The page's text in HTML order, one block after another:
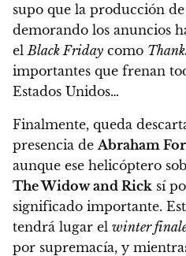
supo que la producción de
demorando los anuncios
el Black Friday como
importantes que frenan
Estados Unidos…
Finalmente, queda
presencia de Abraham
aunque ese helicóptero
The Widow and Rick sí
significado importante.
tendrá lugar el winter
por supremacía, y